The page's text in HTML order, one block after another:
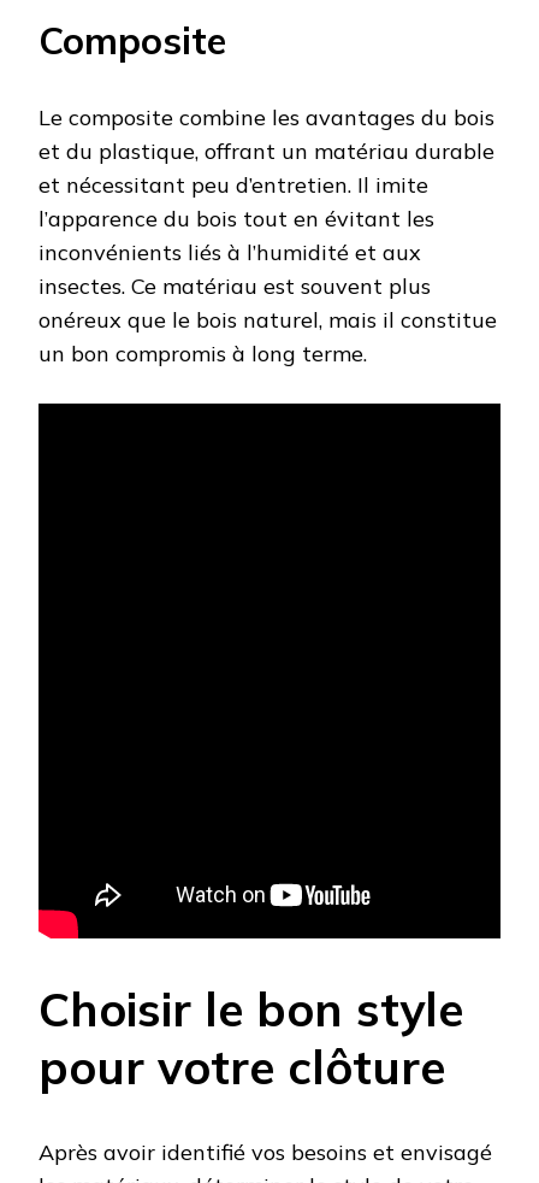
Composite
Le composite combine les avantages du bois
et du plastique, offrant un matériau durable
et nécessitant peu d’entretien. Il imite
l’apparence du bois tout en évitant les
inconvénients liés à l’humidité et aux
insectes. Ce matériau est souvent plus
onéreux que le bois naturel, mais il constitue
un bon compromis à long terme.
Choisir le bon style
pour votre clôture
Après avoir identifié vos besoins et envisagé